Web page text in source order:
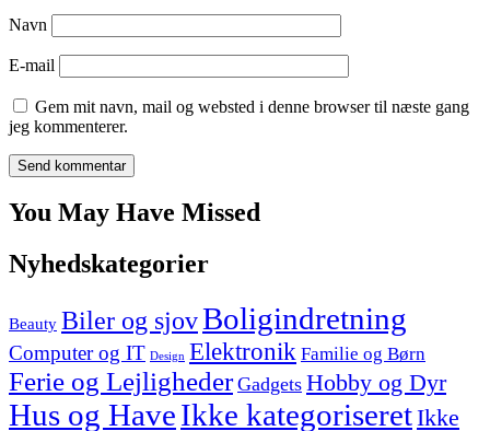
Navn
E-mail
Gem mit navn, mail og websted i denne browser til næste gang
jeg kommenterer.
You May Have Missed
Nyhedskategorier
Beauty Biler og sjovBoligindretning
Computer og IT Design Elektronik Familie og Børn
Ferie og Lejligheder Gadgets Hobby og Dyr
Hus og HaveIkke kategoriseretIkke